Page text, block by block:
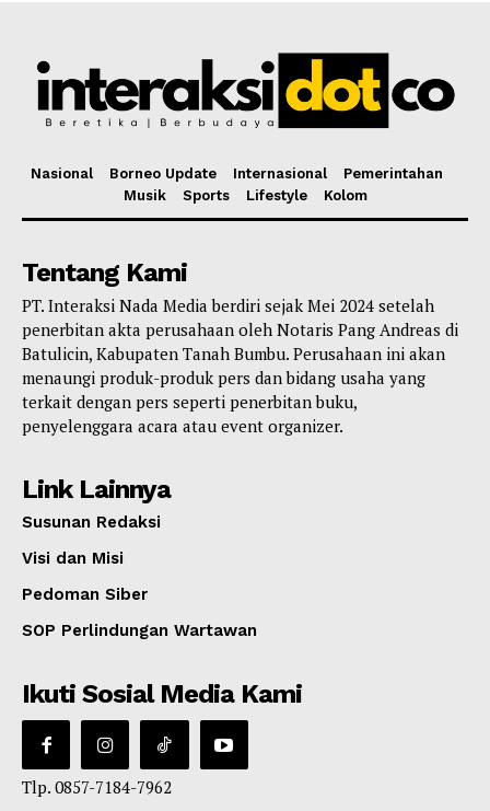
Nasional Borneo Update Internasional
Pemerintahan
Musik
Sports Lifestyle Kolom
Tentang Kami
PT. Interaksi Nada Media berdiri sejak Mei 2024 setelah
penerbitan akta perusahaan oleh Notaris Pang Andreas di
Batulicin, Kabupaten Tanah Bumbu. Perusahaan ini akan
menaungi produk-produk pers dan bidang usaha yang
terkait dengan pers seperti penerbitan buku,
penyelenggara acara atau event organizer.
Link Lainnya
Susunan Redaksi
Visi dan Misi
Pedoman Siber
SOP Perlindungan Wartawan
Ikuti Sosial Media Kami
Tlp. 0857-7184-7962